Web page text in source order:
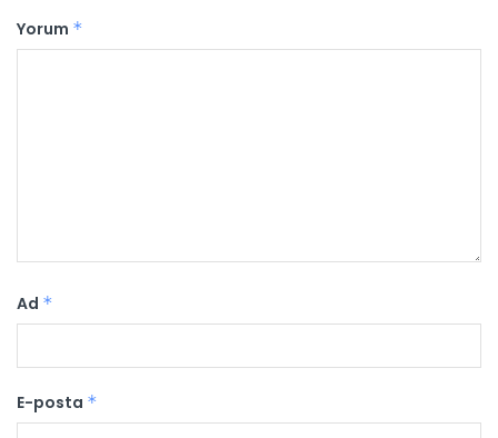
Yorum *
Ad *
E-posta *